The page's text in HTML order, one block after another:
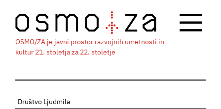
OSMO/ZA je javni prostor razvojnih umetnosti in
kultur 21. stoletja za 22. stoletje
Društvo Ljudmila